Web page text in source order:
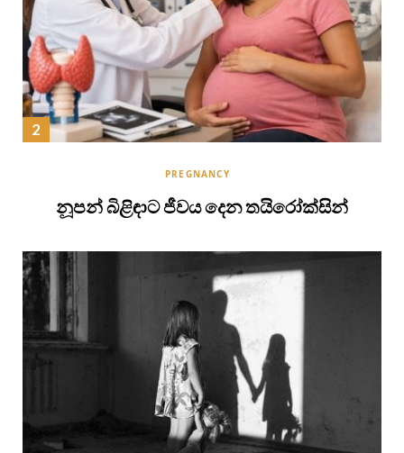
PREGNANCY
නූපන් බිළිඳාට ජීවය දෙන තයිරෝක්සින්